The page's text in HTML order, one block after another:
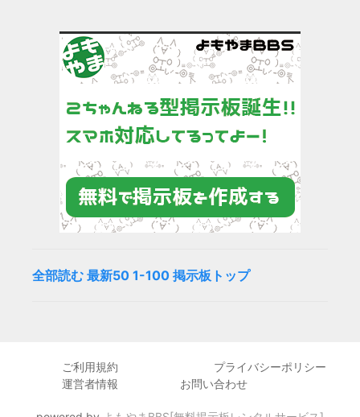
全部読む 最新50 1-100 掲示板トップ
ご利用規約
プライバシーポリシー
運営者情報
お問い合わせ